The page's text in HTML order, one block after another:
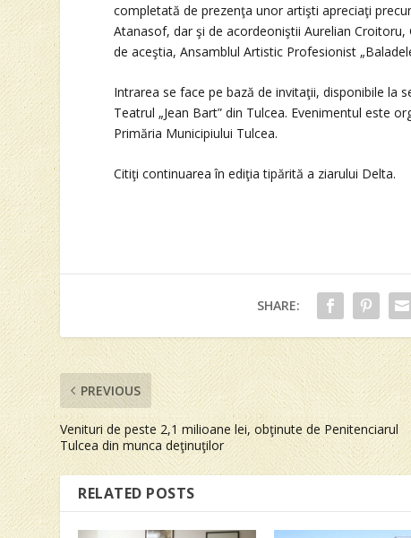
completată de prezenţa unor artişti apreciaţi
Atanasof, dar şi de acordeoniştii Aurelian Croitoru,
de aceştia, Ansamblul Artistic Profesionist
Intrarea se face pe bază de invitaţii, disponibile la
Teatrul „Jean Bart” din Tulcea. Evenimentul este
Primăria Municipiului Tulcea.
Citiţi continuarea în ediţia tipărită a ziarului Delta.
SHARE:
PREVIOUS
Venituri de peste 2,1 milioane lei, obţinute de Penitenciarul
Tulcea din munca deţinuţilor
RELATED POSTS